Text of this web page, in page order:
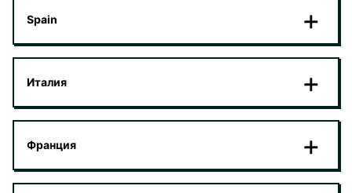
Spain
Италия
Франция